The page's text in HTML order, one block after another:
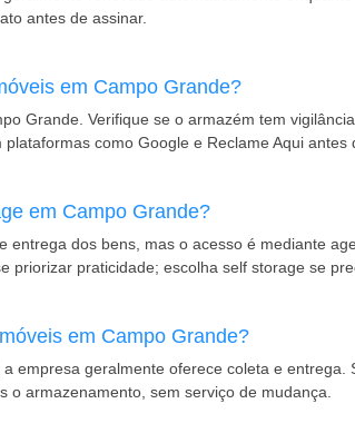
antes de assinar.
em Campo Grande?
Grande. Verifique se o armazém tem
como Google e Reclame Aqui antes
em Campo Grande?
dos bens, mas o acesso é mediante
praticidade; escolha self storage se
em Campo Grande?
empresa geralmente oferece coleta e
armazenamento, sem serviço de mudança.